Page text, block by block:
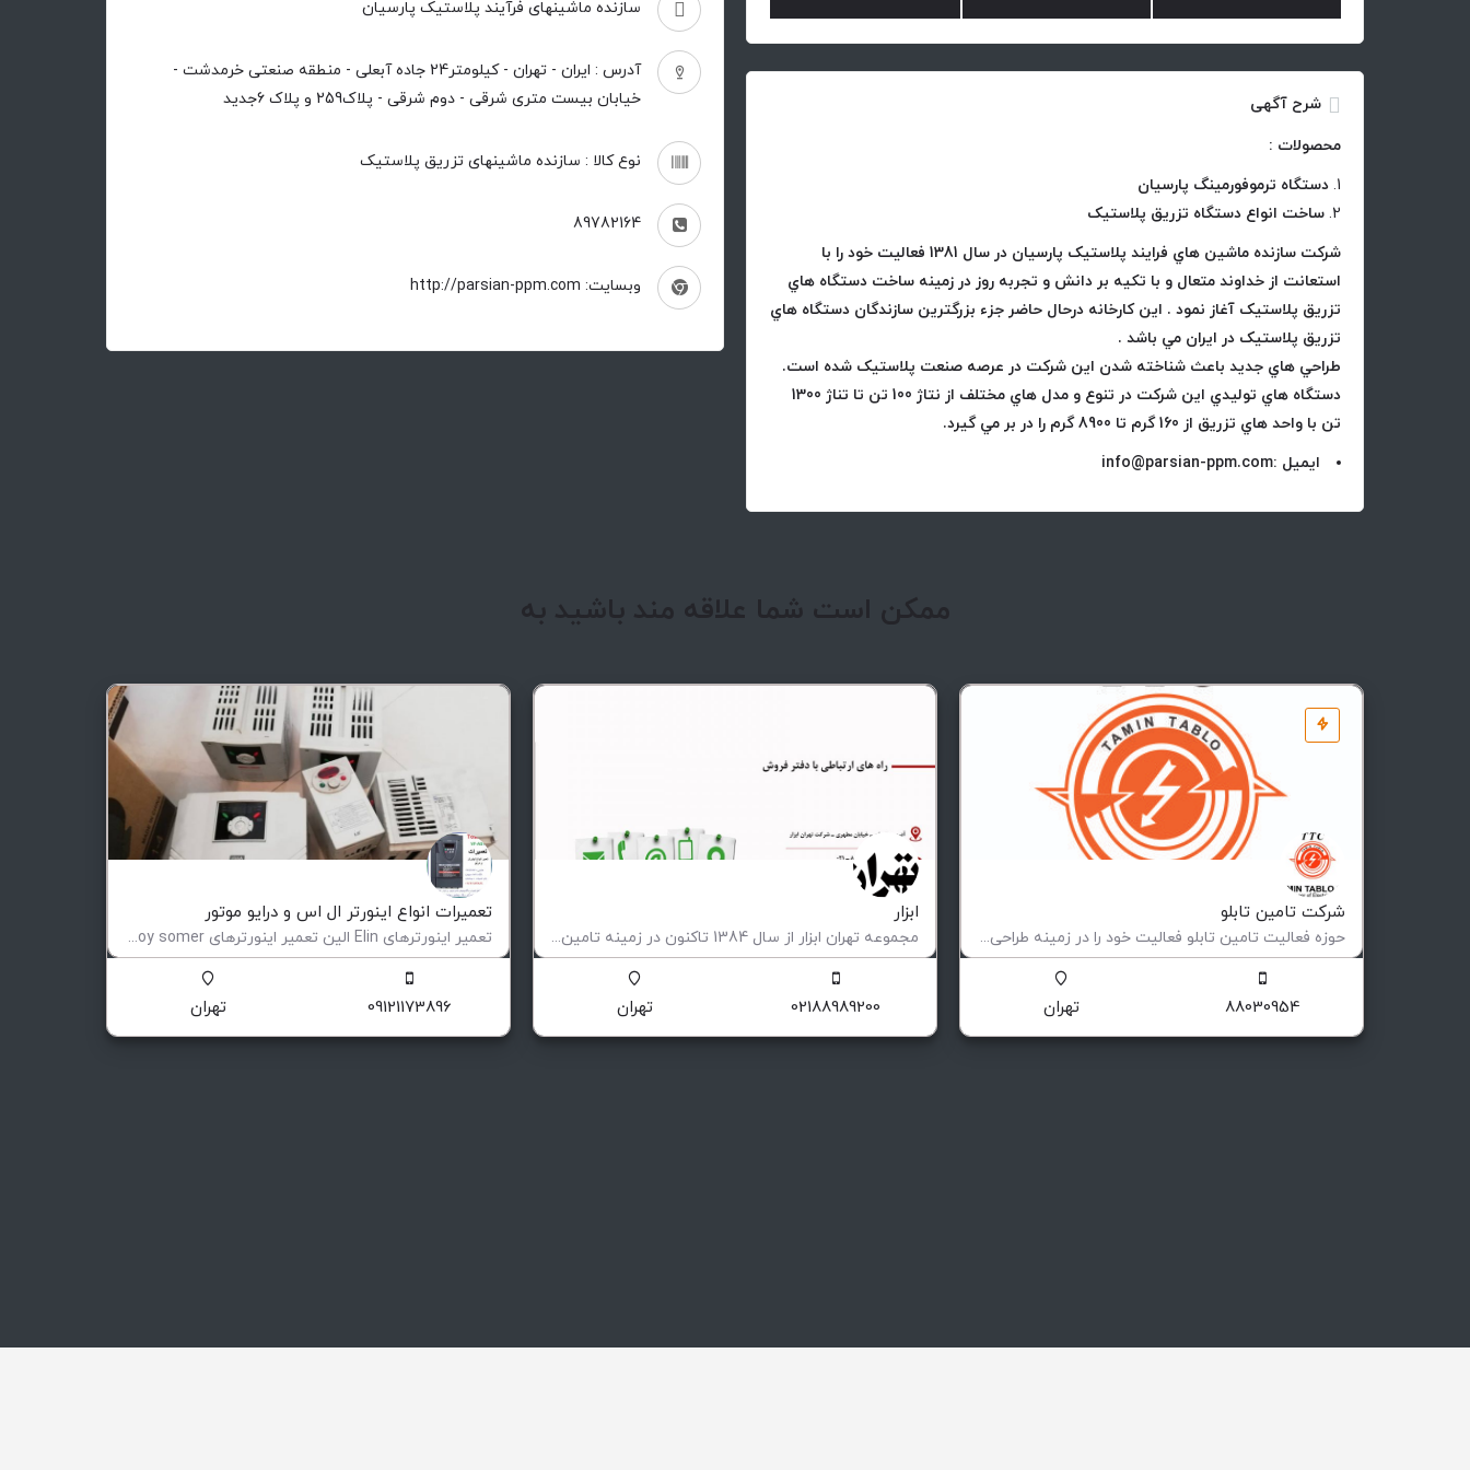
سازنده ماشینهای فرآیند پلاستیک پارسیان
آدرس : ایران - تهران - کیلومتر24 جاده آبعلی - منطقه صنعتی خرمدشت -
خیابان بیست متری شرقی - دوم شرقی - پلاک259 و پلاک 6جدید
نوع کالا : سازنده ماشینهای تزریق پلاستیک
89782164
وبسایت: http://parsian-ppm.com
شرح آگهی
محصولات :
دستگاه ترموفورمینگ پارسیان
ساخت انواع دستگاه تزریق پلاستیک
شرکت سازنده ماشين هاي فرايند پلاستيک پارسيان در سال 1381 فعاليت خود را با
استعانت از خداوند متعال و با تکيه بر دانش و تجربه روز در زمينه ساخت دستگاه هاي
تزريق پلاستيک آغاز نمود . اين کارخانه درحال حاضر جزء بزرگترين سازندگان دستگاه هاي
تزريق پلاستيک در ايران مي باشد .
طراحي هاي جديد باعث شناخته شدن اين شرکت در عرصه صنعت پلاستيک شده است.
دستگاه هاي توليدي اين شرکت در تنوع و مدل هاي مختلف از نتاژ 100 تن تا تناژ 1300
تن با واحد هاي تزريق از 160 گرم تا 8900 گرم را در بر مي گيرد.
ایمیل :info@parsian-ppm.com
ممکن است شما علاقه مند باشید به
شرکت تامین تابلو
حوزه فعالیت تامین تابلو فعاليت خود را در زمينه طراحی و ساخت انواع تابلوهای فشار ضعيف و متوسط (فيكس و كشويی)…
ساخت تابلوهای برق صنعتی
88030954 تهران
ابزار
مجموعه تهران ابزار از سال 1384 تاکنون در زمینه تامین تمامی تجهیزات مورد نیاز صنایع پیشران ، کارگاه ها…
وارداتی ،‌داخلی و ............
02188989200 تهران
تعمیرات انواع اینورتر ال اس و درایو موتور
تعمیر اینورترهای Elin الین تعمیر اینورترهای Leroy somer لوری سومر تعمیر اینورترهای Eurotherm یوروترم تعمیر…
تعمیر و فروش اینورتر
09121173896 تهران